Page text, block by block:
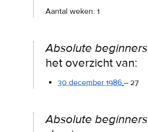
Aantal weken: 1
Absolute beginners
het overzicht van:
30 december 1986 – 27
Absolute beginners